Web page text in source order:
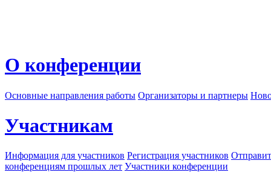
О конференции
Основные направления работы Организаторы и партнеры
Участникам
Информация для участников Регистрация участников
конференциям прошлых лет Участники конференции